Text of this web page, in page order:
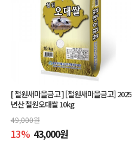
[ 철원새마을금고 ][철원새마을금고] 2025
년산 철원오대쌀 10kg
49,000원
13% 43,000원